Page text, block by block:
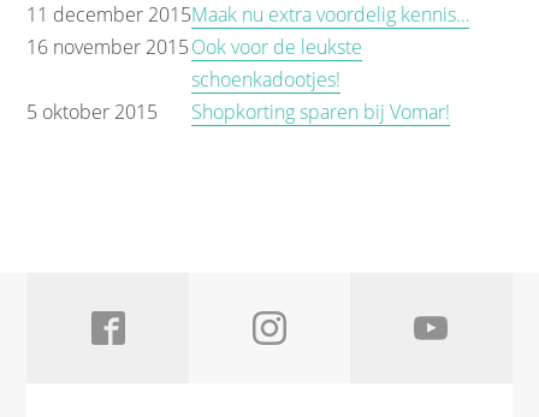
11 december 2015Maak nu extra voordelig kennis…
16 november 2015Ook voor de leukste
schoenkadootjes!
5 oktober 2015
Shopkorting sparen bij Vomar!